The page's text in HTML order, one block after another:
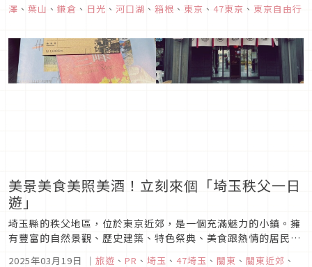
樣的日本，來這幾個景點準沒錯。快準備好你的背包，跟著編輯
澤 、 葉山 、 鎌倉 、 日光 、 河口湖 、 箱根 、 東京 、 47東京 、 東京自由行
美景美食美照美酒！立刻來個「埼玉秩父一日
遊」
埼玉縣的秩父地區，位於東京近郊，是一個充滿魅力的小鎮。擁
有豐富的自然景觀、歷史建築、特色祭典、美食跟熱情的居民。
2025年03月19日 ｜ 旅遊 、 PR 、 埼玉 、 47埼玉 、 關東 、 關東近郊 、